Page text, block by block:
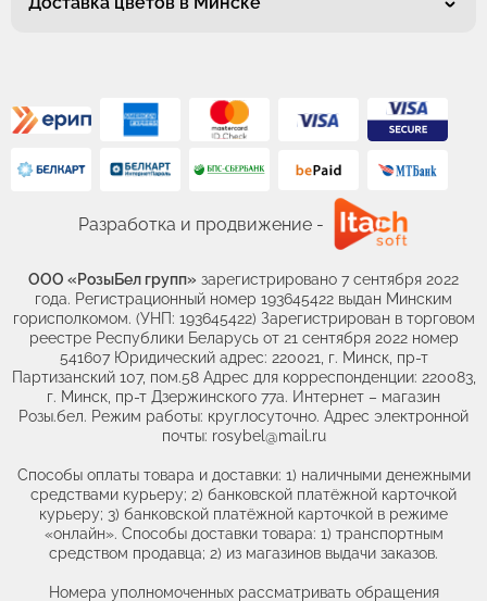
Разработка и продвижение -
ООО «РозыБел групп» зарегистрировано 7 сентября 2022
года. Регистрационный номер 193645422 выдан Минским
горисполкомом. (УНП: 193645422) Зарегистрирован в торговом
реестре Республики Беларусь от 21 сентября 2022 номер
541607 Юридический адрес: 220021, г. Минск, пр-т
Партизанский 107, пом.58 Адрес для корреспонденции: 220083,
г. Минск, пр-т Дзержинского 77а. Интернет – магазин
Розы.бел. Режим работы: круглосуточно. Адрес электронной
почты: rosybel@mail.ru
Способы оплаты товара и доставки: 1) наличными денежными
средствами курьеру; 2) банковской платёжной карточкой
курьеру; 3) банковской платёжной карточкой в режиме
«онлайн». Способы доставки товара: 1) транспортным
средством продавца; 2) из магазинов выдачи заказов.
Номера уполномоченных рассматривать обращения